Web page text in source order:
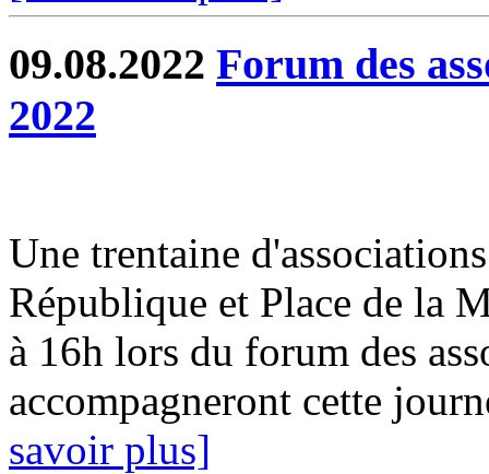
09.08.2022 Forum des
2022
Une trentaine
République et Place de la
à 16h lors du forum des
accompagneront cette
savoir plus]